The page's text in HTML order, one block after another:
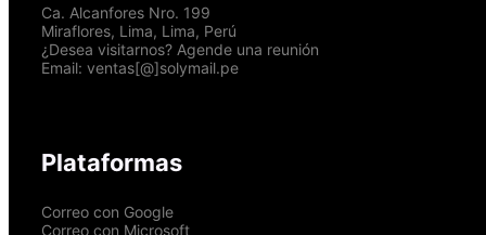
Ca. Alcanfores Nro. 199
Miraflores, Lima, Lima, Perú
¿Desea visitarnos? Agende una reunión
Email: ventas[@]solymail.pe
Plataformas
Correo con Google
Correo con Microsoft